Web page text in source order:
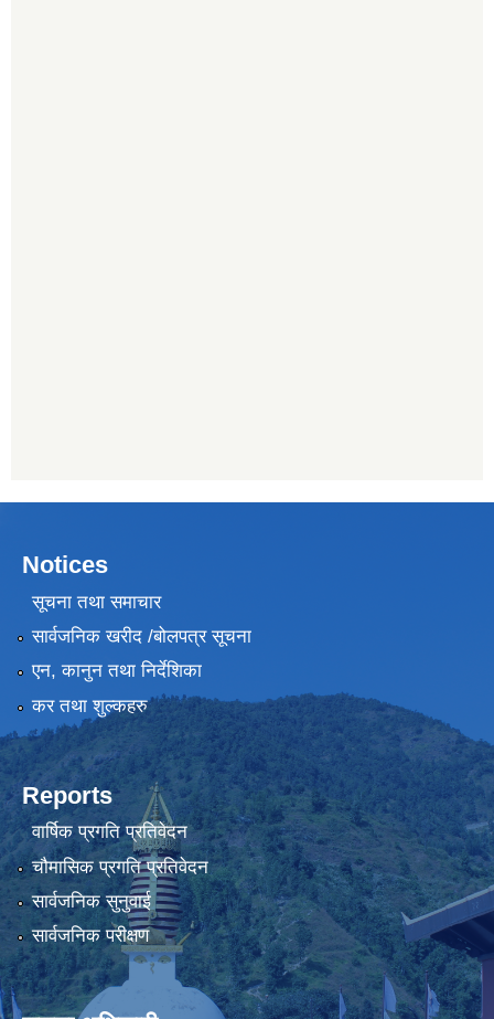
Notices
सूचना तथा समाचार
सार्वजनिक खरीद /बोलपत्र सूचना
एन, कानुन तथा निर्देशिका
कर तथा शुल्कहरु
Reports
वार्षिक प्रगति प्रतिवेदन
चौमासिक प्रगति प्रतिवेदन
सार्वजनिक सुनुवाई
सार्वजनिक परीक्षण